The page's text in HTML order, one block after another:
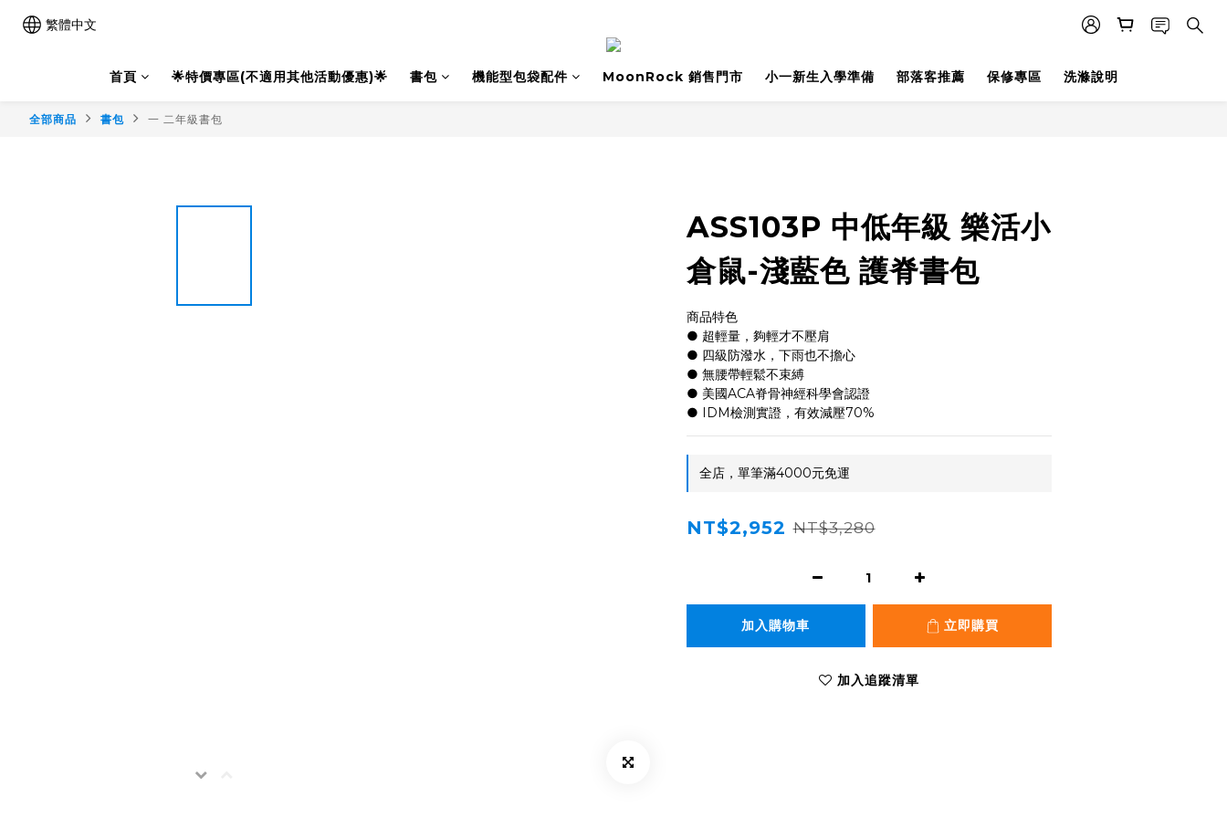
繁體中文
首頁 🌟特價專區(不適用其他活動優惠)🌟 書包 機能型包袋配件 MoonRock 銷售門市 小一新生入學準備 部落客推薦 保修專區 洗滌說明
全部商品 書包 一 二年級書包
ASS103P 中低年級 樂活小
倉鼠-淺藍色 護脊書包
商品特色
● 超輕量，夠輕才不壓肩
● 四級防潑水，下雨也不擔心
● 無腰帶輕鬆不束縛
● 美國ACA脊骨神經科學會認證
● IDM檢測實證，有效減壓70%
全店，單筆滿4000元免運
NT$2,952 NT$3,280
加入購物車 立即購買
加入追蹤清單